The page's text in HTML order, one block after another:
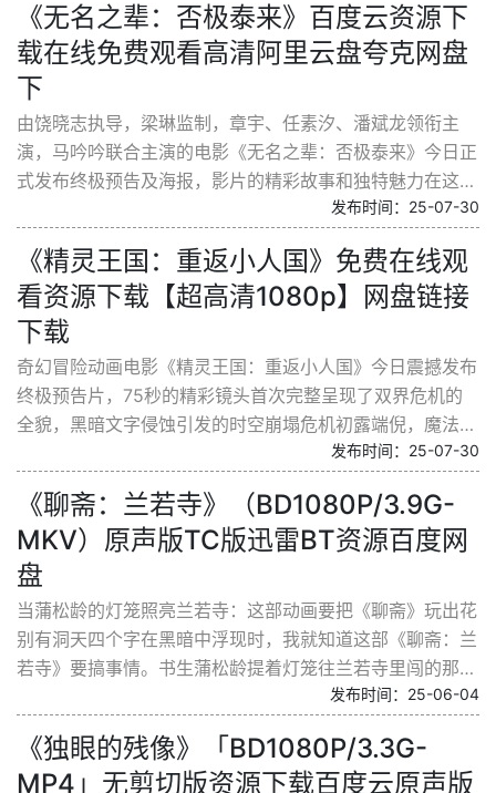
《无名之辈：否极泰来》百度云资源下
载在线免费观看高清阿里云盘夸克网盘
下
由饶晓志执导，梁琳监制，章宇、任素汐、潘斌龙领衔主
演，马吟吟联合主演的电影《无名之辈：否极泰来》今日正
式发布终极预告及海报，影片的精彩故事和独特魅力在这一
刻展露无遗。义乌小老板陈三金与东南亚打工人薛芳梅...
发布时间：25-07-30
《精灵王国：重返小人国》免费在线观
看资源下载【超高清1080p】网盘链接
下载
奇幻冒险动画电影《精灵王国：重返小人国》今日震撼发布
终极预告片，75秒的精彩镜头首次完整呈现了双界危机的
全貌，黑暗文字侵蚀引发的时空崩塌危机初露端倪，魔法战
斗与角色情感交织，悬念迭起的跨时空救赎故事瞬间点...
发布时间：25-07-30
《聊斋：兰若寺》（BD1080P/3.9G-
MKV）原声版TC版迅雷BT资源百度网
盘
当蒲松龄的灯笼照亮兰若寺：这部动画要把《聊斋》玩出花
别有洞天四个字在黑暗中浮现时，我就知道这部《聊斋：兰
若寺》要搞事情。书生蒲松龄提着灯笼往兰若寺里闯的那个
镜头，灯笼光晕里飘着细小的灰尘，照出斑驳墙壁上...
发布时间：25-06-04
《独眼的残像》「BD1080P/3.3G-
MP4」无剪切版资源下载百度云原声版